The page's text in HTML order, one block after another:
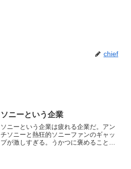
chief
ソニーという企業
ソニーという企業は疲れる企業だ。アン
チソニーと熱狂的ソニーファンのギャッ
プが激しすぎる。うかつに褒めることも